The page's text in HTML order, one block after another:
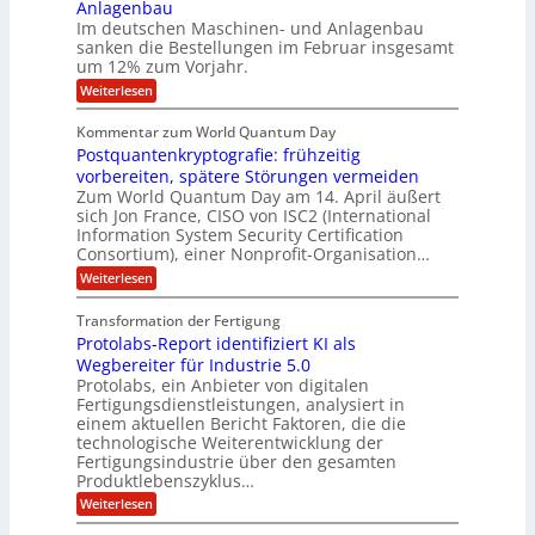
l
l
i
o
n
U
S
-
D
o
l
l
a
r
n
g
f
ü
r
E
M
E
A
u
n
d
L
a
t
e
i
n
a
m
e
r
i
l
u
t
w
i
r
d
C
h
e
f
C
u
s
t
o
m
e
r
O
ff
c
e
n
g
e
r
ö
f
n
e
t
K
o
m
p
e
t
e
n
z
n
t
r
u
m
f
ü
r
3
D
Anlagenbau
Im deutschen Maschinen- und Anlagenbau
sanken die Bestellungen im Februar insgesamt
um 12% zum Vorjahr.
Weiterlesen:
A
f
t
r
a
g
s
d
ä
m
p
e
f
ü
r
d
e
n
M
a
s
c
h
Kommentar zum World Quantum Day
Postquantenkryptografie: frühzeitig
vorbereiten, spätere Störungen vermeiden
Zum World Quantum Day am 14. April äußert
sich Jon France, CISO von ISC2 (International
Information System Security Certification
Consortium), einer Nonprofit-Organisation…
Weiterlesen:
P
s
t
q
u
a
n
t
e
n
k
r
y
p
Transformation der Fertigung
Protolabs-Report identifiziert KI als
Wegbereiter für Industrie 5.0
Protolabs, ein Anbieter von digitalen
Fertigungsdienstleistungen, analysiert in
einem aktuellen Bericht Faktoren, die die
technologische Weiterentwicklung der
Fertigungsindustrie über den gesamten
Produktlebenszyklus…
Weiterlesen:
P